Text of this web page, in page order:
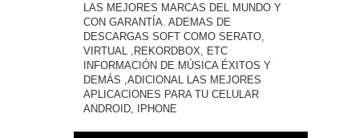
LAS MEJORES MARCAS DEL MUNDO Y
CON GARANTÍA. ADEMAS DE
DESCARGAS SOFT COMO SERATO,
VIRTUAL ,REKORDBOX, ETC
INFORMACIÓN DE MÚSICA ÉXITOS Y
DEMÁS ,ADICIONAL LAS MEJORES
APLICACIONES PARA TU CELULAR
ANDROID, IPHONE